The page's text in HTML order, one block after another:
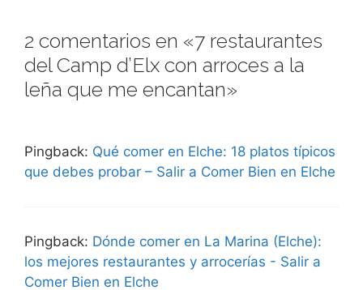
2 comentarios en «7 restaurantes
del Camp d’Elx con arroces a la
leña que me encantan»
Pingback: Qué comer en Elche: 18 platos típicos
que debes probar – Salir a Comer Bien en Elche
Pingback: Dónde comer en La Marina (Elche):
los mejores restaurantes y arrocerías - Salir a
Comer Bien en Elche